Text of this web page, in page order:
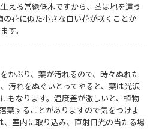
える常緑低木ですから、茎は地を這う
の花に似た小さな白い花が咲くことか
す。
かぶり、葉が汚れるので、時々ぬれた
汚れをぬぐいとってやると、葉は光沢
もなります。温度差が激しいと、植物
葉することがありますので気をつけま
室内に取り込み、直射日光の当たる場